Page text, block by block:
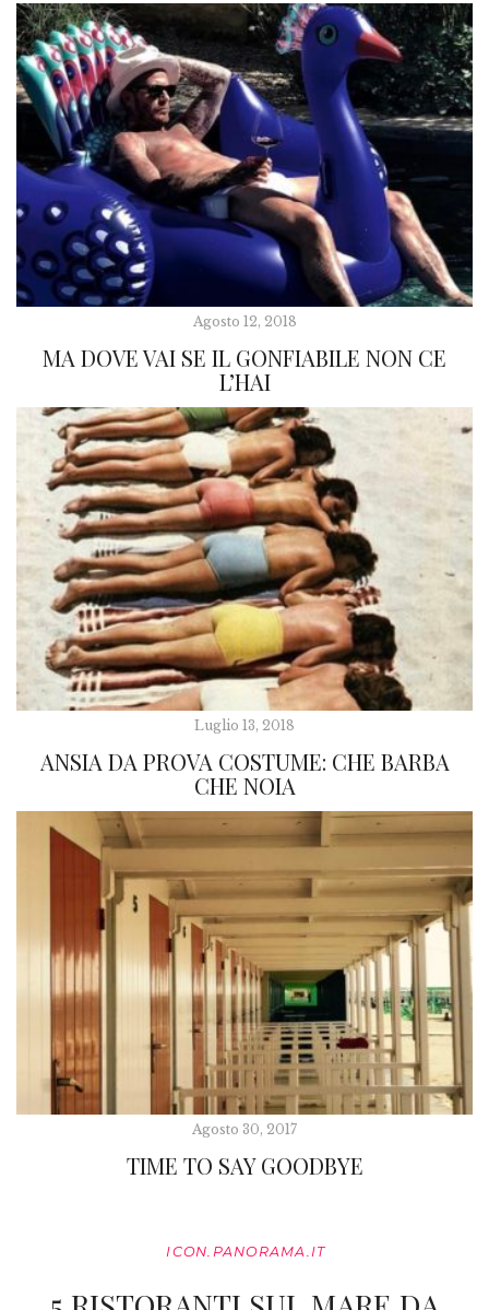
Agosto 12, 2018
MA DOVE VAI SE IL GONFIABILE NON CE
L’HAI
Luglio 13, 2018
ANSIA DA PROVA COSTUME: CHE BARBA
CHE NOIA
Agosto 30, 2017
TIME TO SAY GOODBYE
ICON.PANORAMA.IT